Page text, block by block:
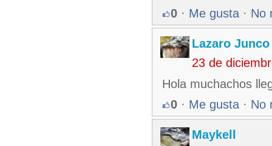
0 · Me gusta · No
Lazaro
23 de
Hola muchachos
0 · Me gusta · No
Maykell